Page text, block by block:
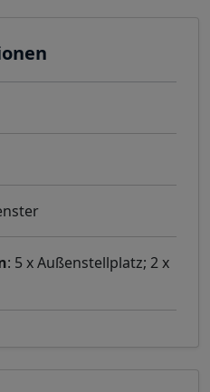
: 5 x Außenstellplatz; 2 x